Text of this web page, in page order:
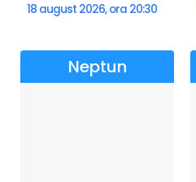
18 august 2026, ora 20:30
Neptun